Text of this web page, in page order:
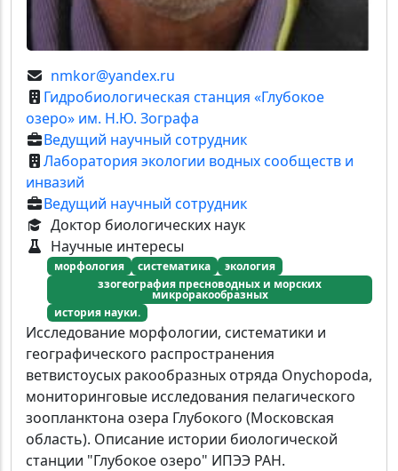
nmkor@yandex.ru
Гидробиологическая станция «Глубокое
озеро» им. Н.Ю. Зографа
Ведущий научный сотрудник
Лаборатория экологии водных сообществ и
инвазий
Ведущий научный сотрудник
Доктор биологических наук
Научные интересы
морфология систематика
экология
ззогеография пресноводных и морских
микроракообразных
история науки.
Исследование морфологии, систематики и
географического распространения
ветвистоусых ракообразных отряда Onychopoda,
мониторинговые исследования пелагического
зоопланктона озера Глубокого (Московская
область). Описание истории биологической
станции "Глубокое озеро" ИПЭЭ РАН.